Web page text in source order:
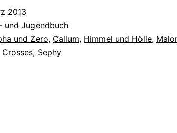
2013
und Jugendbuch
und Zero, Callum, Himmel und Hölle,
, Sephy